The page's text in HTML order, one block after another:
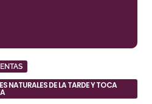
NATURALES DE LA TARDE Y TOCA